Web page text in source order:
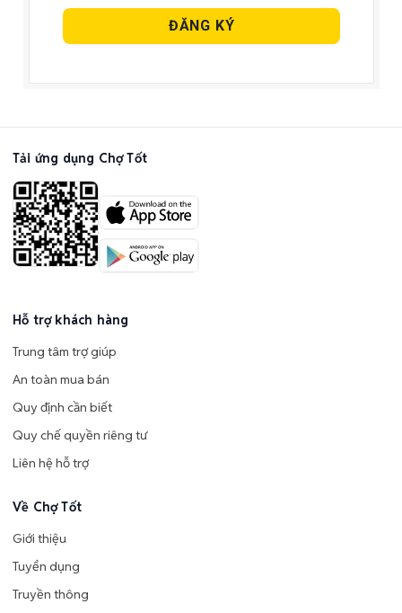
Tải ứng dụng Chợ Tốt
Hỗ trợ khách hàng
Trung tâm trợ giúp
An toàn mua bán
Quy định cần biết
Quy chế quyền riêng tư
Liên hệ hỗ trợ
Về Chợ Tốt
Giới thiệu
Tuyển dụng
Truyền thông